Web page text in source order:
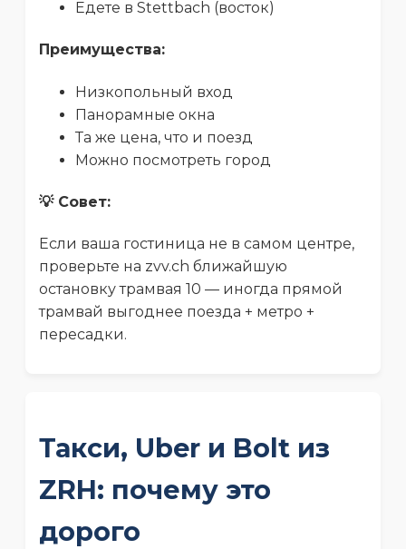
Едете в Stettbach (восток)
Преимущества:
Низкопольный вход
Панорамные окна
Та же цена, что и поезд
Можно посмотреть город
💡 Совет:
Если ваша гостиница не в самом центре,
проверьте на zvv.ch ближайшую
остановку трамвая 10 — иногда прямой
трамвай выгоднее поезда + метро +
пересадки.
Такси, Uber и Bolt из
ZRH: почему это
дорого